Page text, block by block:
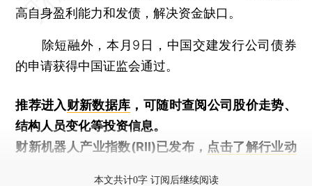
高自身盈利能力和发债，解决资金缺口。
除短融外，本月9日，中国交建发行公司债券
的申请获得中国证监会通过。
推荐进入财新数据库 ，可随时查阅公司股价走势、
结构人员变化等投资信息。
财新机器人产业指数(RII)已发布， 点击了解行业动
本文共计0字 订阅后继续阅读